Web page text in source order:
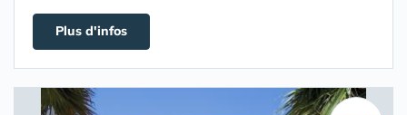
Plus d'infos